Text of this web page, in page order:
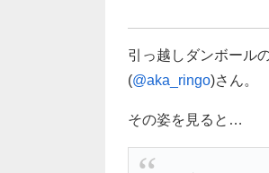
引っ越しダンボール
(@aka_ringo)さん。
その姿を見ると…